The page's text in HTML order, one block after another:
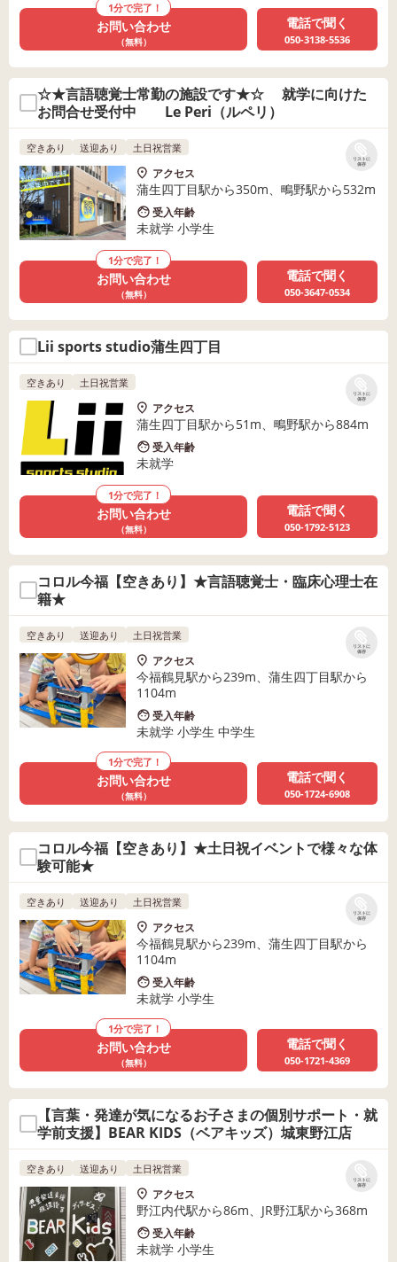
1分で完了！
お問い合わせ
（無料）
電話で聞く
050-3138-5536
☆★言語聴覚士常勤の施設です★☆ 就学に向けた
お問合せ受付中 Le Peri（ルペリ）
リストに
保存
空きあり 送迎あり 土日祝営業
アクセス
蒲生四丁目駅から350m、鴫野駅から532m
受入年齢
未就学 小学生
1分で完了！
お問い合わせ
（無料）
電話で聞く
050-3647-0534
Lii sports studio蒲生四丁目
リストに
保存
空きあり 土日祝営業
アクセス
蒲生四丁目駅から51m、鴫野駅から884m
受入年齢
未就学
1分で完了！
お問い合わせ
（無料）
電話で聞く
050-1792-5123
コロル今福【空きあり】★言語聴覚士・臨床心理士在
籍★
リストに
保存
空きあり 送迎あり 土日祝営業
アクセス
今福鶴見駅から239m、蒲生四丁目駅から
1104m
受入年齢
未就学 小学生 中学生
1分で完了！
お問い合わせ
（無料）
電話で聞く
050-1724-6908
コロル今福【空きあり】★土日祝イベントで様々な体
験可能★
リストに
保存
空きあり 送迎あり 土日祝営業
アクセス
今福鶴見駅から239m、蒲生四丁目駅から
1104m
受入年齢
未就学 小学生
1分で完了！
お問い合わせ
（無料）
電話で聞く
050-1721-4369
【言葉・発達が気になるお子さまの個別サポート・就
学前支援】BEAR KIDS（ベアキッズ）城東野江店
リストに
保存
空きあり 送迎あり 土日祝営業
アクセス
野江内代駅から86m、JR野江駅から368m
受入年齢
未就学 小学生